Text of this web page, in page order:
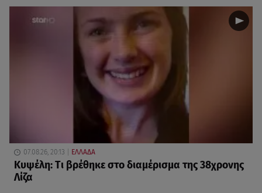
07.08.26, 20:13 ΕΛΛΑΔΑ
Κυψέλη: Tι βρέθηκε στο διαμέρισμα της 38χρονης
Λίζα